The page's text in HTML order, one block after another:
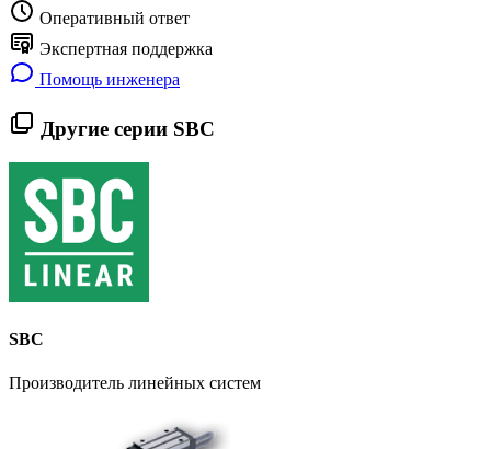
Оперативный ответ
Экспертная поддержка
Помощь инженера
Другие серии SBC
SBC
Производитель линейных систем